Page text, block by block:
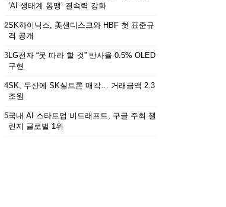
‘AI 생태계 동맹’ 결속력 강화
2SK하이닉스, 美샌디스크와 HBF 첫 표준규
격 공개
3LG전자 “못 따라 할 것” 반사율 0.5% OLED
구현
4SK, 두산에 SK실트론 매각… 거래금액 2.3
조원
5국내 AI 스타트업 비드래프트, 구글 주최 챌
린지 글로벌 1위